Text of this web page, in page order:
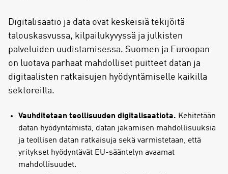
Digitalisaatio ja data ovat keskeisiä tekijöitä
talouskasvussa, kilpailukyvyssä ja julkisten
palveluiden uudistamisessa. Suomen ja Euroopan
on luotava parhaat mahdolliset puitteet datan ja
digitaalisten ratkaisujen hyödyntämiselle kaikilla
sektoreilla.
Vauhditetaan teollisuuden digitalisaatiota. Kehitetään
datan hyödyntämistä, datan jakamisen mahdollisuuksia
ja teollisen datan ratkaisuja sekä varmistetaan, että
yritykset hyödyntävät EU-sääntelyn avaamat
mahdollisuudet.